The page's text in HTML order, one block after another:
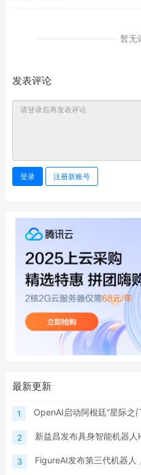
暂无
发表评论
登录 注册新账号
最新更新
1 OpenAI启动阿根廷“星际之
2 新益昌发布具身智能机器
3 FigureAI发布第三代机器人